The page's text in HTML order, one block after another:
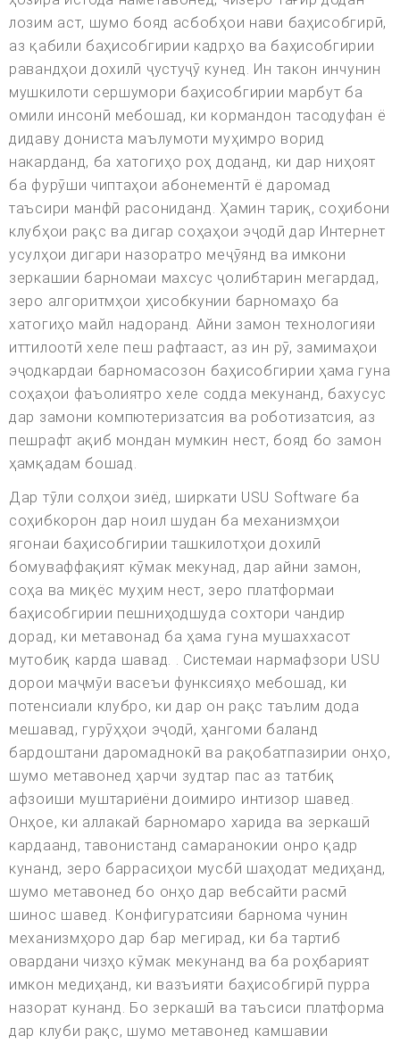
лозим аст, шумо бояд асбобҳои нави баҳисобгирӣ,
аз қабили баҳисобгирии кадрҳо ва баҳисобгирии
равандҳои дохилӣ ҷустуҷӯ кунед. Ин такон инчунин
мушкилоти сершумори баҳисобгирии марбут ба
омили инсонӣ мебошад, ки кормандон тасодуфан ё
дидаву дониста маълумоти муҳимро ворид
накарданд, ба хатогиҳо роҳ доданд, ки дар ниҳоят
ба фурӯши чиптаҳои абонементӣ ё даромад
таъсири манфӣ расониданд. Ҳамин тариқ, соҳибони
клубҳои рақс ва дигар соҳаҳои эҷодӣ дар Интернет
усулҳои дигари назоратро меҷӯянд ва имкони
зеркашии барномаи махсус ҷолибтарин мегардад,
зеро алгоритмҳои ҳисобкунии барномаҳо ба
хатогиҳо майл надоранд. Айни замон технологияи
иттилоотӣ хеле пеш рафтааст, аз ин рӯ, замимаҳои
эҷодкардаи барномасозон баҳисобгирии ҳама гуна
соҳаҳои фаъолиятро хеле содда мекунанд, бахусус
дар замони компютеризатсия ва роботизатсия, аз
пешрафт ақиб мондан мумкин нест, бояд бо замон
ҳамқадам бошад.
Дар тӯли солҳои зиёд, ширкати USU Software ба
соҳибкорон дар ноил шудан ба механизмҳои
ягонаи баҳисобгирии ташкилотҳои дохилӣ
бомуваффақият кӯмак мекунад, дар айни замон,
соҳа ва миқёс муҳим нест, зеро платформаи
баҳисобгирии пешниҳодшуда сохтори чандир
дорад, ки метавонад ба ҳама гуна мушаххасот
мутобиқ карда шавад. . Системаи нармафзори USU
дорои маҷмӯи васеъи функсияҳо мебошад, ки
потенсиали клубро, ки дар он рақс таълим дода
мешавад, гурӯҳҳои эҷодӣ, ҳангоми баланд
бардоштани даромаднокӣ ва рақобатпазирии онҳо,
шумо метавонед ҳарчи зудтар пас аз татбиқ
афзоиши муштариёни доимиро интизор шавед.
Онҳое, ки аллакай барномаро харида ва зеркашӣ
кардаанд, тавонистанд самаранокии онро қадр
кунанд, зеро баррасиҳои мусбӣ шаҳодат медиҳанд,
шумо метавонед бо онҳо дар вебсайти расмӣ
шинос шавед. Конфигуратсияи барнома чунин
механизмҳоро дар бар мегирад, ки ба тартиб
овардани чизҳо кӯмак мекунанд ва ба роҳбарият
имкон медиҳанд, ки вазъияти баҳисобгирӣ пурра
назорат кунанд. Бо зеркашӣ ва таъсиси платформа
дар клуби рақс, шумо метавонед камшавии